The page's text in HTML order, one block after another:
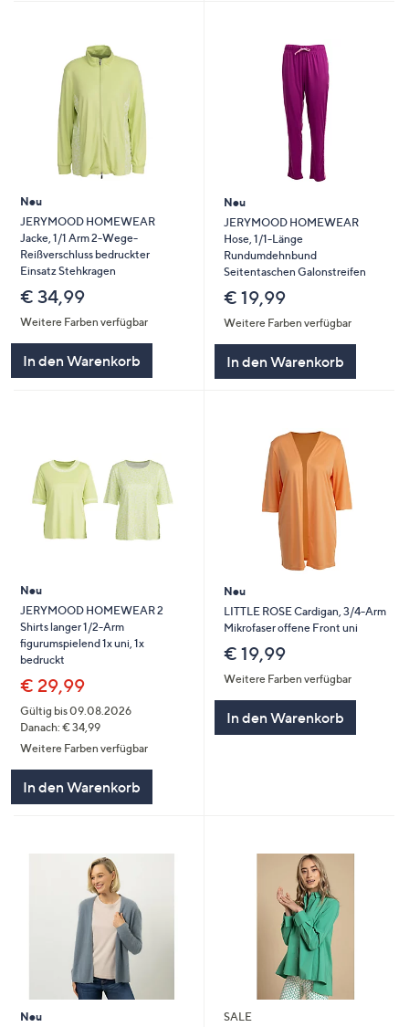
Neu
JERYMOOD HOMEWEAR
Jacke, 1/1 Arm 2-Wege-
Reißverschluss bedruckter
Einsatz Stehkragen
€ 34,99
Weitere Farben verfügbar
In den Warenkorb
Neu
JERYMOOD HOMEWEAR
Hose, 1/1-Länge
Rundumdehnbund
Seitentaschen Galonstreifen
€ 19,99
Weitere Farben verfügbar
In den Warenkorb
Neu
JERYMOOD HOMEWEAR 2
Shirts langer 1/2-Arm
figurumspielend 1x uni, 1x
bedruckt
€ 29,99
Gültig bis 09.08.2026
Danach: € 34,99
Weitere Farben verfügbar
In den Warenkorb
Neu
LITTLE ROSE Cardigan, 3/4-Arm
Mikrofaser offene Front uni
€ 19,99
Weitere Farben verfügbar
In den Warenkorb
Neu
SALE